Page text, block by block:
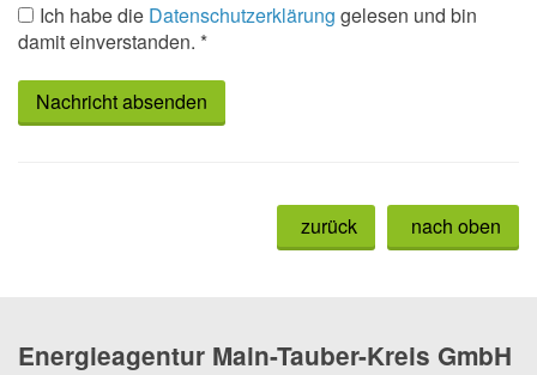
Ich habe die Datenschutzerklärung gelesen und bin
damit einverstanden. *
nach oben
zurück
Energieagentur Main-Tauber-Kreis GmbH